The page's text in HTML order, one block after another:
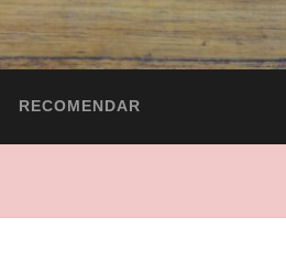
RECOMENDAR